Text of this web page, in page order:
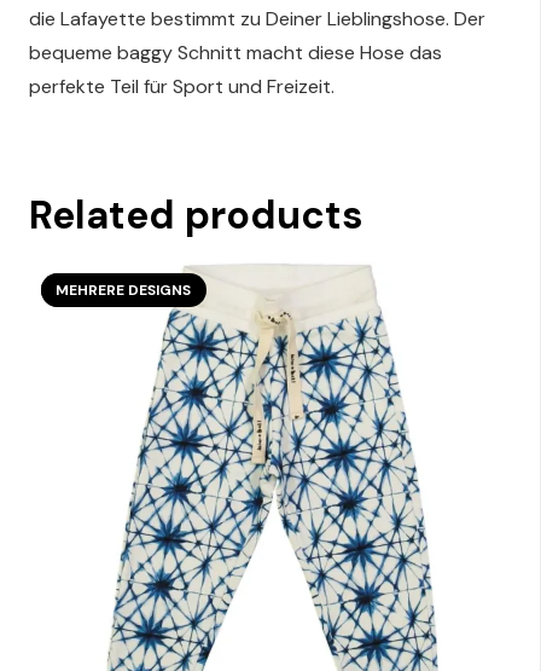
die Lafayette bestimmt zu Deiner Lieblingshose. Der
bequeme baggy Schnitt macht diese Hose das
perfekte Teil für Sport und Freizeit.
Related products
SECOND SEASON
MEHRERE DESIGNS